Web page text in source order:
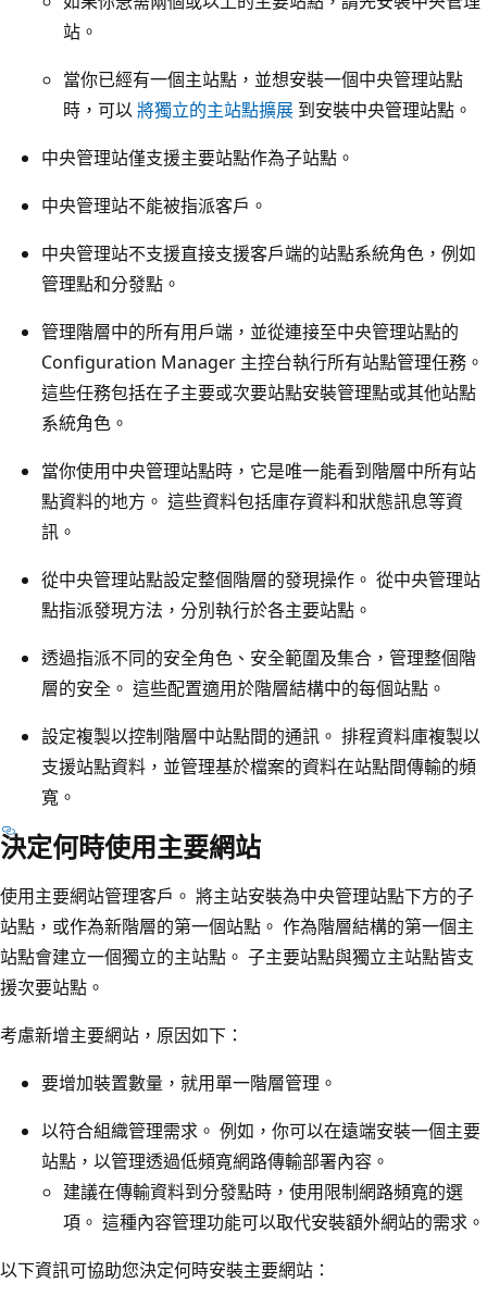
站。
當你已經有一個主站點，並想安裝一個中央管理站點
時，可以將獨立的主站點擴展 到安裝中央管理站點。
中央管理站僅支援主要站點作為子站點。
中央管理站不能被指派客戶。
中央管理站不支援直接支援客戶端的站點系統角色，例如
管理點和分發點。
管理階層中的所有用戶端，並從連接至中央管理站點的
Configuration Manager 主控台執行所有站點管理任務。
這些任務包括在子主要或次要站點安裝管理點或其他站點
系統角色。
當你使用中央管理站點時，它是唯一能看到階層中所有站
點資料的地方。 這些資料包括庫存資料和狀態訊息等資
訊。
從中央管理站點設定整個階層的發現操作。 從中央管理站
點指派發現方法，分別執行於各主要站點。
透過指派不同的安全角色、安全範圍及集合，管理整個階
層的安全。 這些配置適用於階層結構中的每個站點。
設定複製以控制階層中站點間的通訊。 排程資料庫複製以
支援站點資料，並管理基於檔案的資料在站點間傳輸的頻
寬。
決定何時使用主要網站
使用主要網站管理客戶。 將主站安裝為中央管理站點下方的子
站點，或作為新階層的第一個站點。 作為階層結構的第一個主
站點會建立一個獨立的主站點。 子主要站點與獨立主站點皆支
援次要站點。
考慮新增主要網站，原因如下：
要增加裝置數量，就用單一階層管理。
以符合組織管理需求。 例如，你可以在遠端安裝一個主要
站點，以管理透過低頻寬網路傳輸部署內容。
建議在傳輸資料到分發點時，使用限制網路頻寬的選
項。 這種內容管理功能可以取代安裝額外網站的需求。
以下資訊可協助您決定何時安裝主要網站：